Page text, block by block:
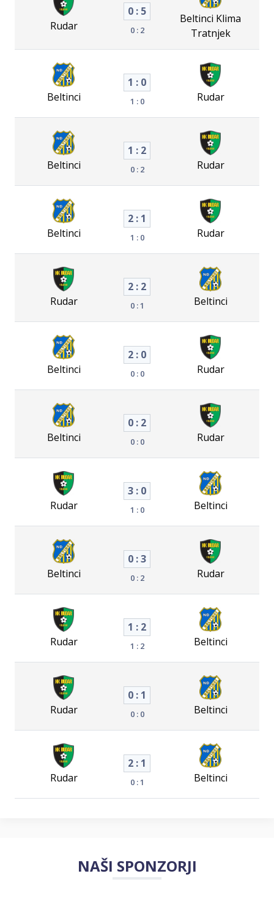
Rudar
0 : 5
0 : 2
Beltinci Klima
Tratnjek
Beltinci
1 : 0
1 : 0 Rudar
Beltinci
1 : 2
0 : 2 Rudar
Beltinci
2 : 1
1 : 0 Rudar
Rudar
2 : 2
0 : 1 Beltinci
Beltinci
2 : 0
0 : 0 Rudar
Beltinci
0 : 2
0 : 0 Rudar
Rudar
3 : 0
1 : 0 Beltinci
Beltinci
0 : 3
0 : 2 Rudar
Rudar
1 : 2
1 : 2 Beltinci
Rudar
0 : 1
0 : 0 Beltinci
Rudar
2 : 1
0 : 1 Beltinci
NAŠI SPONZORJI